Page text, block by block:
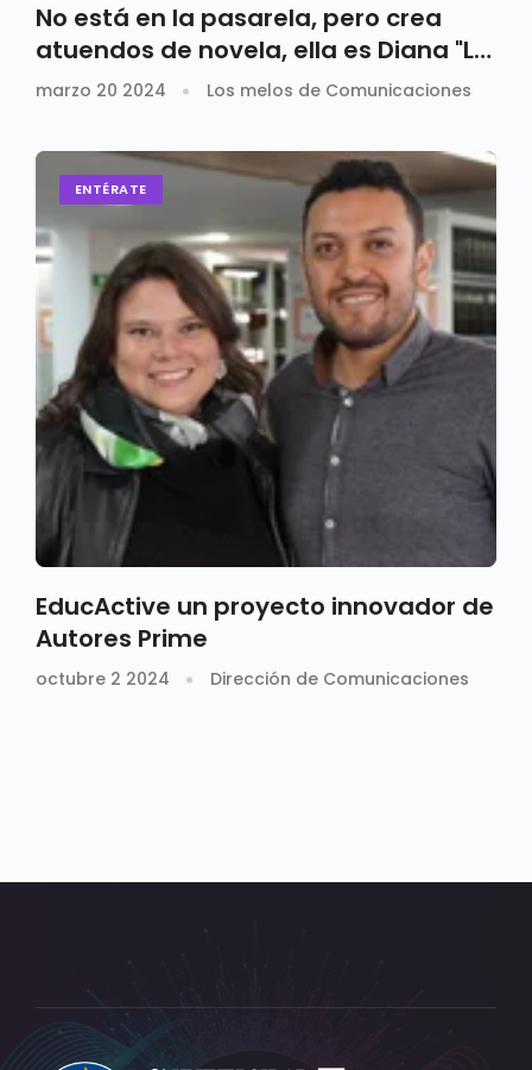
No está en la pasarela, pero crea
atuendos de novela, ella es Diana "La
Mela" diseñadora
marzo 20 2024 Los melos de Comunicaciones
ENTÉRATE
EducActive un proyecto innovador de
Autores Prime
octubre 2 2024 Dirección de Comunicaciones